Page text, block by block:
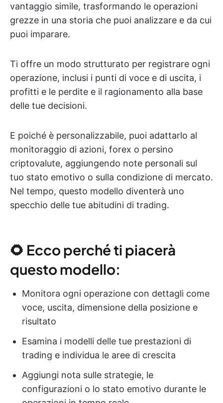
vantaggio simile, trasformando le operazioni
grezze in una storia che puoi analizzare e da cui
puoi imparare.
Ti offre un modo strutturato per registrare ogni
operazione, inclusi i punti di voce e di uscita, i
profitti e le perdite e il ragionamento alla base
delle tue decisioni.
E poiché è personalizzabile, puoi adattarlo al
monitoraggio di azioni, forex o persino
criptovalute, aggiungendo note personali sul
tuo stato emotivo o sulla condizione di mercato.
Nel tempo, questo modello diventerà uno
specchio delle tue abitudini di trading.
🌻 Ecco perché ti piacerà
questo modello:
Monitora ogni operazione con dettagli come
voce, uscita, dimensione della posizione e
risultato
Esamina i modelli delle tue prestazioni di
trading e individua le aree di crescita
Aggiungi nota sulle strategie, le
configurazioni o lo stato emotivo durante le